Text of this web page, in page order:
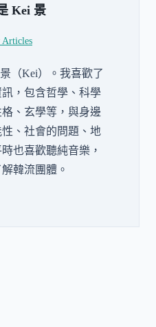
Kei 景
（Kei）。我喜歡了
，包含哲學、科學
、玄學等，與身邊
、社會的問題、地
也喜歡聽純音樂，
韓流團體。